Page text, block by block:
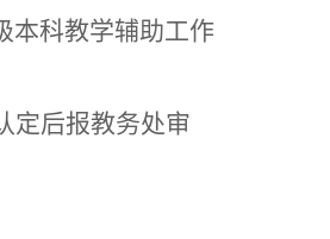
本科教学辅助工作
定后报教务处审